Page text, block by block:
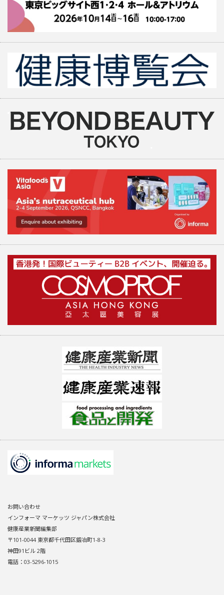
お問い合わせ
インフォーマ マーケッツ ジャパン株式会社
健康産業新聞編集部
〒101-0044 東京都千代田区鍛冶町1-8-3
神田91ビル 2階
電話：03-5296-1015